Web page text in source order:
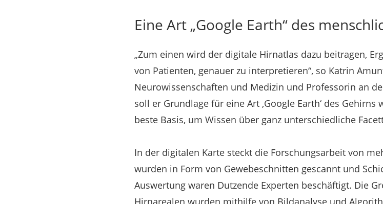
Eine Art „Google Earth“ des
„Zum einen wird der digitale Hirnatlas dazu beitragen,
von Patienten, genauer zu interpretieren“, so Katrin
Neurowissenschaften und Medizin und Professorin an
soll er Grundlage für eine Art ‚Google Earth‘ des
beste Basis, um Wissen über ganz unterschiedliche
In der digitalen Karte steckt die Forschungsarbeit von
wurden in Form von Gewebeschnitten gescannt und
Auswertung waren Dutzende Experten beschäftigt. Die